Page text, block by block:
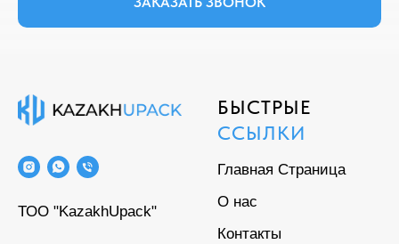
ТОО "KazakhUpack"
БЫСТРЫЕ
ССЫЛКИ
Главная Страница
О нас
Контакты